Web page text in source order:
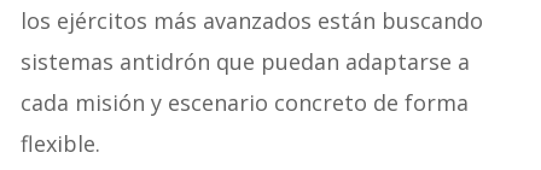
los ejércitos más avanzados están buscando
sistemas antidrón que puedan adaptarse a
cada misión y escenario concreto de forma
flexible.